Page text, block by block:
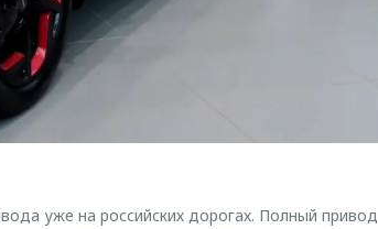
уже на российских дорогах. Полный привод